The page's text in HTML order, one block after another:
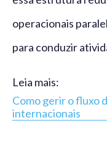
operacionais
para conduzir
Leia mais:
Como gerir o fluxo
internacionais